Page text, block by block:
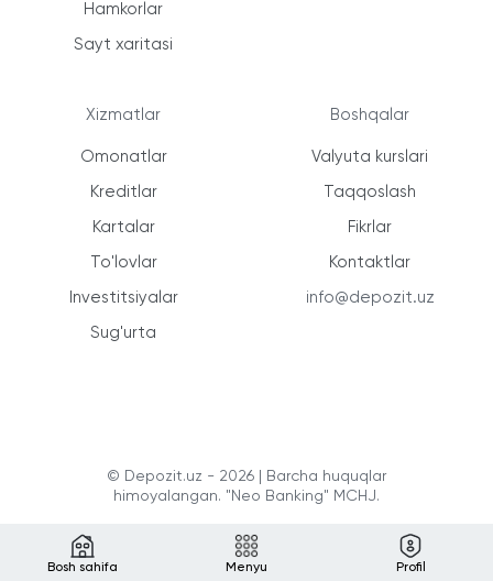
Bosh sahifa Menyu Profil
Hamkorlar
Sayt xaritasi
Xizmatlar
Omonatlar
Kreditlar
Kartalar
To'lovlar
Investitsiyalar
Sug'urta
Boshqalar
Valyuta kurslari
Taqqoslash
Fikrlar
Kontaktlar
info@depozit.uz
© Depozit.uz - 2026 | Barcha huquqlar
himoyalangan. "Neo Banking" MCHJ.